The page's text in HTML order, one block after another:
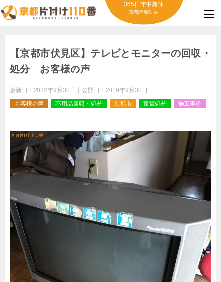
365日年中無休
京都全域対応
【京都市伏見区】テレビとモニターの回収・
処分 お客様の声
更新日： 2022年9月30日 公開日： 2019年9月30日
お客様の声
不用品回収・処分 京都市 家電処分 施工事例